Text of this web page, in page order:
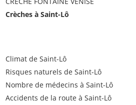
Crèches à Saint-Lô
Climat de Saint-Lô
Risques naturels de Saint-Lô
Nombre de médecins à Saint-Lô
Accidents de la route à Saint-Lô